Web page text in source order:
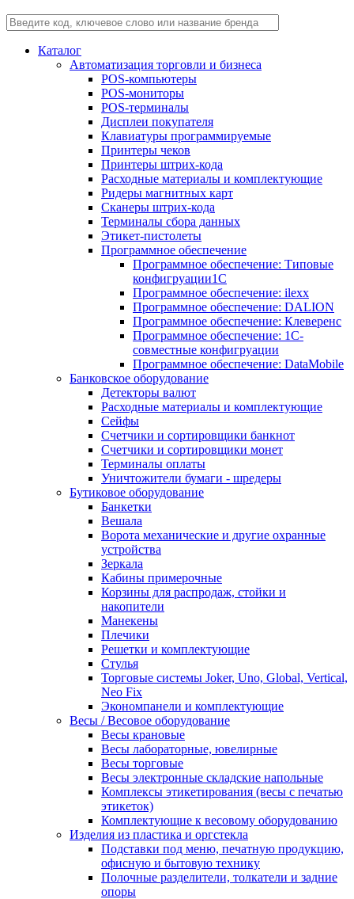
Каталог
Автоматизация торговли и бизнеса
POS-компьютеры
POS-мониторы
POS-терминалы
Дисплеи покупателя
Клавиатуры программируемые
Принтеры чеков
Принтеры штрих-кода
Расходные материалы и комплектующие
Ридеры магнитных карт
Сканеры штрих-кода
Терминалы сбора данных
Этикет-пистолеты
Программное обеспечение
Программное обеспечение: Типовые
конфигруации1С
Программное обеспечение: ilexx
Программное обеспечение: DALION
Программное обеспечение: Клеверенс
Программное обеспечение: 1С-
совместные конфигруации
Программное обеспечение: DataMobile
Банковское оборудование
Детекторы валют
Расходные материалы и комплектующие
Сейфы
Счетчики и сортировщики банкнот
Счетчики и сортировщики монет
Терминалы оплаты
Уничтожители бумаги - шредеры
Бутиковое оборудование
Банкетки
Вешала
Ворота механические и другие охранные
устройства
Зеркала
Кабины примерочные
Корзины для распродаж, стойки и
накопители
Манекены
Плечики
Решетки и комплектующие
Стулья
Торговые системы Joker, Uno, Global, Vertical,
Neo Fix
Экономпанели и комплектующие
Весы / Весовое оборудование
Весы крановые
Весы лабораторные, ювелирные
Весы торговые
Весы электронные складские напольные
Комплексы этикетирования (весы с печатью
этикеток)
Комплектующие к весовому оборудованию
Изделия из пластика и оргстекла
Подставки под меню, печатную продукцию,
офисную и бытовую технику
Полочные разделители, толкатели и задние
опоры